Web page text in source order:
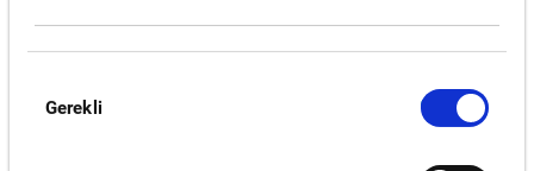
Seçimi
Gerekli
Videolar / Yüklemeler